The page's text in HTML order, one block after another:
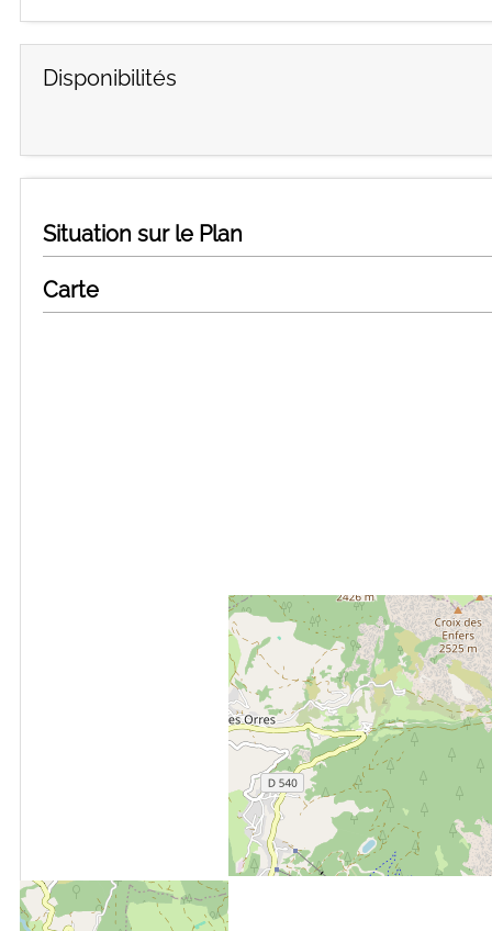
Disponibilités
Situation sur le Plan
Carte